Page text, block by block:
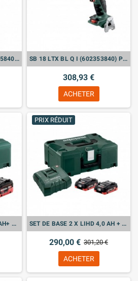
SSW 18 LTX 300 BL (602395840) VISSEUSES À CHOC SANS FIL (VENDU SANS BATTERIE) SB 18 LTX BL Q I (602353840) PERCEUSE À PERCUSSION SANS FIL (VENDU SANS BATTERIE)
308,93 €
ACHETER
SET DE BASE 2 X LIHD 8,0 AH+ ASC ULTRA + METALOC (685131000)
PRIX RÉDUIT
SET DE BASE 2 X LIHD 4,0 AH + ASC ULTRA + METALOC
290,00 € 301,20 €
ACHETER